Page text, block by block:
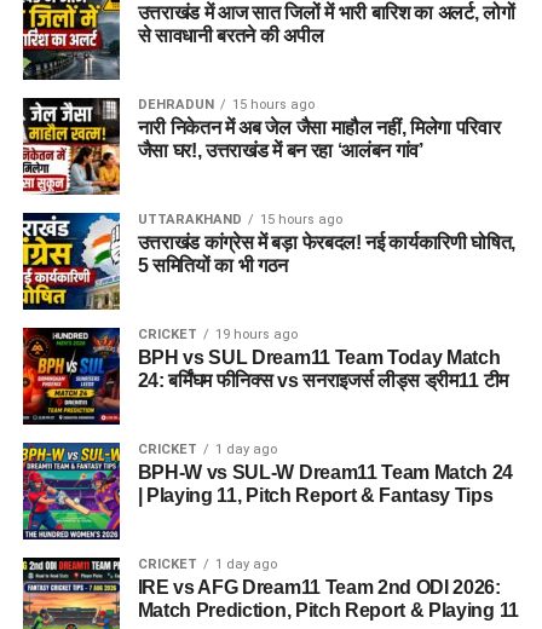
उत्तराखंड में आज सात जिलों में भारी बारिश का अलर्ट, लोगों
से सावधानी बरतने की अपील
DEHRADUN 15 hours ago
नारी निकेतन में अब जेल जैसा माहौल नहीं, मिलेगा परिवार
जैसा घर!, उत्तराखंड में बन रहा ‘आलंबन गांव’
UTTARAKHAND 15 hours ago
उत्तराखंड कांग्रेस में बड़ा फेरबदल! नई कार्यकारिणी घोषित,
5 समितियों का भी गठन
CRICKET 19 hours ago
BPH vs SUL Dream11 Team Today Match
24: बर्मिंघम फीनिक्स vs सनराइजर्स लीड्स ड्रीम11 टीम
CRICKET 1 day ago
BPH-W vs SUL-W Dream11 Team Match 24
| Playing 11, Pitch Report & Fantasy Tips
CRICKET 1 day ago
IRE vs AFG Dream11 Team 2nd ODI 2026:
Match Prediction, Pitch Report & Playing 11